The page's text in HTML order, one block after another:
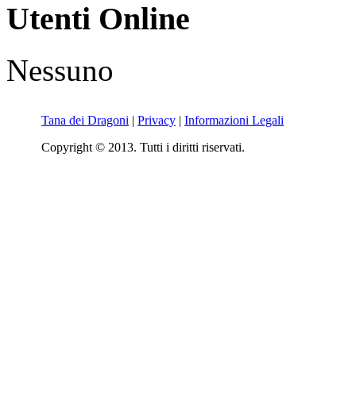
Utenti Online
Nessuno
Tana dei Dragoni | Privacy | Informazioni Legali
Copyright © 2013. Tutti i diritti riservati.